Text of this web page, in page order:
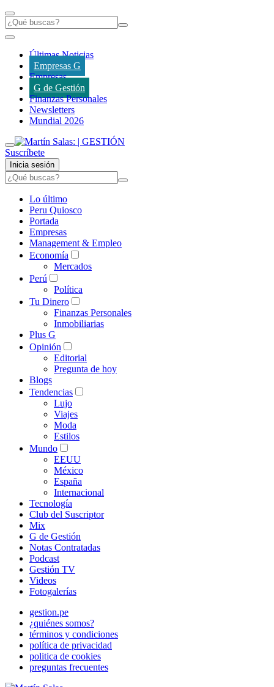
Últimas Noticias
Empresas G
Empresas
G de Gestión
Finanzas Personales
Newsletters
Mundial 2026
Suscríbete
Inicia sesión
Lo último
Peru Quiosco
Portada
Empresas
Management & Empleo
Economía
Mercados
Perú
Política
Tu Dinero
Finanzas Personales
Inmobiliarias
Plus G
Opinión
Editorial
Pregunta de hoy
Blogs
Tendencias
Lujo
Viajes
Moda
Estilos
Mundo
EEUU
México
España
Internacional
Tecnología
Club del Suscriptor
Mix
G de Gestión
Notas Contratadas
Podcast
Gestión TV
Videos
Fotogalerías
gestion.pe
¿quiénes somos?
términos y condiciones
política de privacidad
politica de cookies
preguntas frecuentes